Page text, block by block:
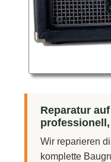
Reparatur
Wir reparieren
komplette